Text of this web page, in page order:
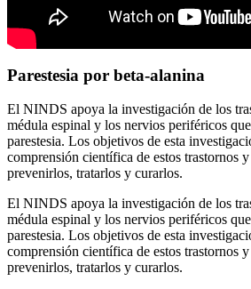
Parestesia por beta-alanina
El NINDS apoya la investigación de los
médula espinal y los nervios periféricos
parestesia. Los objetivos de esta
comprensión científica de estos trastornos
prevenirlos, tratarlos y curarlos.
El NINDS apoya la investigación de los
médula espinal y los nervios periféricos
parestesia. Los objetivos de esta
comprensión científica de estos trastornos
prevenirlos, tratarlos y curarlos.